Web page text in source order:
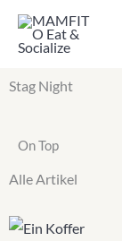
springen
Zum
Inhalt
Stag Night
On Top
Alle Artikel